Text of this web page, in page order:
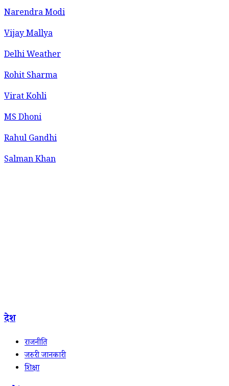
Narendra Modi
Vijay Mallya
Delhi Weather
Rohit Sharma
Virat Kohli
MS Dhoni
Rahul Gandhi
Salman Khan
देश
राजनीति
जरुरी जानकारी
शिक्षा